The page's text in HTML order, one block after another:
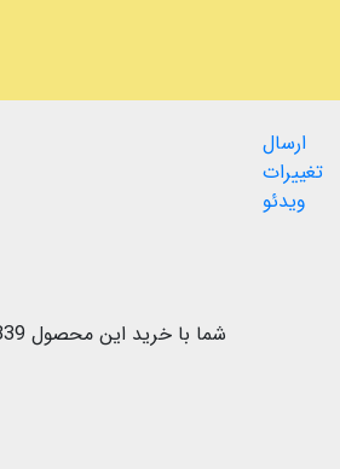
ارسال
تغییرات
ویدئو
شما با خرید این محصول